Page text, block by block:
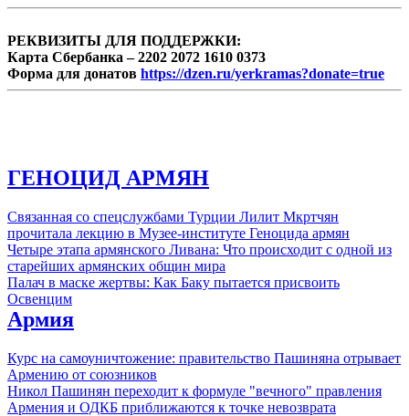
РЕКВИЗИТЫ ДЛЯ ПОДДЕРЖКИ:
Карта Сбербанка – 2202 2072 1610 0373
Форма для донатов https://dzen.ru/yerkramas?donate=true
ГЕНОЦИД АРМЯН
Связанная со спецслужбами Турции Лилит Мкртчян
прочитала лекцию в Музее-институте Геноцида армян
Четыре этапа армянского Ливана: Что происходит с одной из
старейших армянских общин мира
Палач в маске жертвы: Как Баку пытается присвоить
Освенцим
Армия
Курс на самоуничтожение: правительство Пашиняна отрывает
Армению от союзников
Никол Пашинян переходит к формуле "вечного" правления
Армения и ОДКБ приближаются к точке невозврата